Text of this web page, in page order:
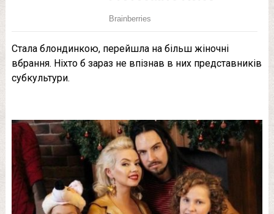
Стала блондинкою, перейшла на більш жіночні
вбрання. Ніхто б зараз не впізнав в них представників
субкультури.